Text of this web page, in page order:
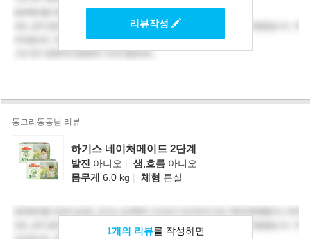
리뷰작성
동그리동동님 리뷰
하기스 네이처메이드 2단계
발진 아니오 | 샘,흐름 아니오
몸무게 6.0 kg | 체형 튼실
1개의 리뷰를 작성하면